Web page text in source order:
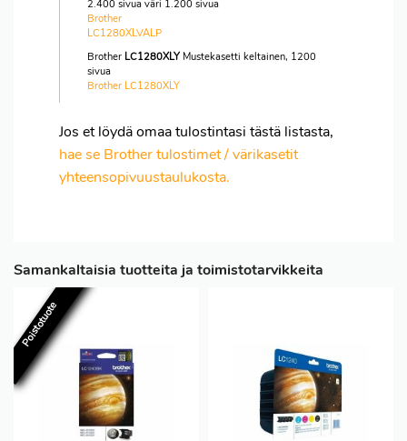
2.400 sivua väri 1.200 sivua
Brother
LC1280XLVALP
Brother LC1280XLY Mustekasetti keltainen, 1200
sivua
Brother LC1280XLY
Jos et löydä omaa tulostintasi tästä listasta,
hae se Brother tulostimet / värikasetit
yhteensopivuustaulukosta.
Samankaltaisia tuotteita ja toimistotarvikkeita
Poistotuote